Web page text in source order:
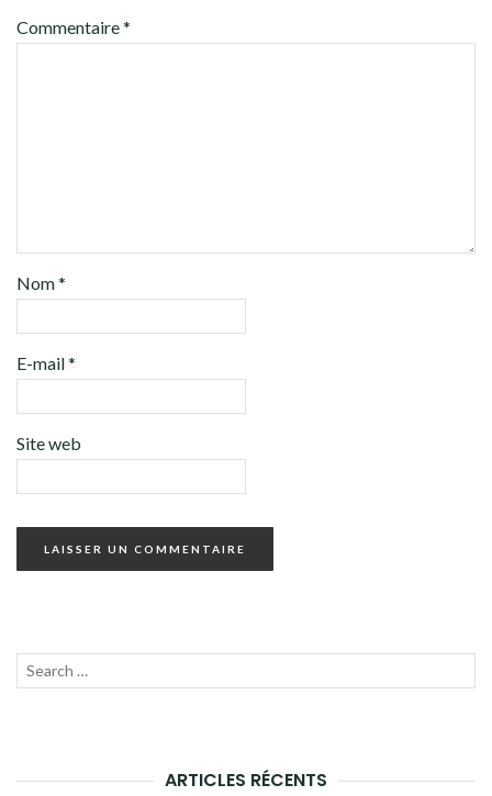
Commentaire*
Nom*
E-mail*
Site web
Recherche
ARTICLES RÉCENTS